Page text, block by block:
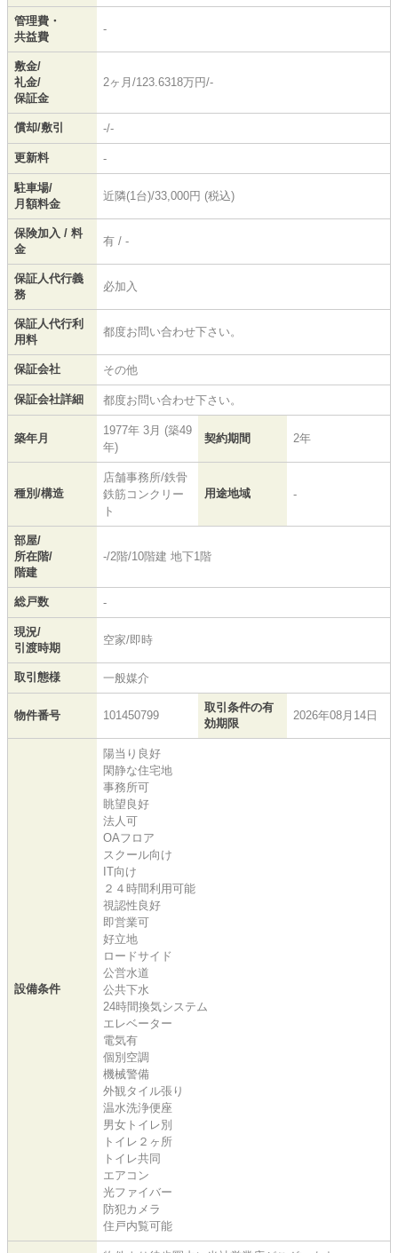
管理費・
共益費
-
敷金/
礼金/
保証金
2ヶ月/123.6318万円/-
償却/敷引 -/-
更新料 -
駐車場/
月額料金
近隣(1台)/33,000円 (税込)
保険加入 / 料
金
有 / -
保証人代行義
務
必加入
保証人代行利
用料
都度お問い合わせ下さい。
保証会社 その他
保証会社詳細 都度お問い合わせ下さい。
築年月
1977年 3月 (築49
年)
契約期間 2年
種別/構造
店舗事務所/鉄骨
鉄筋コンクリー
ト
用途地域 -
部屋/
所在階/
階建
-/2階/10階建 地下1階
総戸数 -
現況/
引渡時期
空家/即時
取引態様 一般媒介
物件番号 101450799
取引条件の有
効期限
2026年08月14日
設備条件
陽当り良好
閑静な住宅地
事務所可
眺望良好
法人可
OAフロア
スクール向け
IT向け
２４時間利用可能
視認性良好
即営業可
好立地
ロードサイド
公営水道
公共下水
24時間換気システム
エレベーター
電気有
個別空調
機械警備
外観タイル張り
温水洗浄便座
男女トイレ別
トイレ２ヶ所
トイレ共同
エアコン
光ファイバー
防犯カメラ
住戸内覧可能